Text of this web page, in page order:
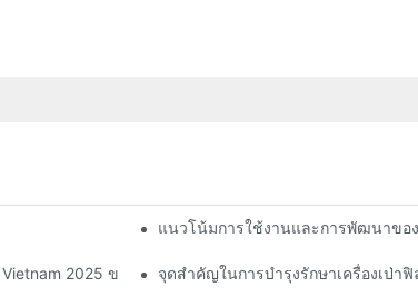
แนวโน้มการใช้งานและการพัฒนาของ
2025 ของเราประสบความสำเร็จอย่างงดงาม
จุดสำคัญในการบำรุงรักษาเครื่องเป่าฟิ